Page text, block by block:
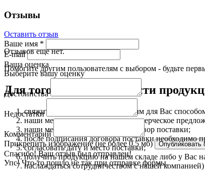
Отзывы
Оставить отзыв
Ваше имя *
E-mail
Ваша оценка
Выберите вашу оценку
Достоинства
Недостатки
Комментарий
Прикрепить изображение (не более 0.5 мб)
Спасибо! Ваш отзыв был отправлен!
Упс! Что-то пошло не так при отправке формы.
Отзывов еще нет.
Помогите другим пользователям с выбором - будьте
Для того чтобы приобрести
свяжитесь с нами любым удобным для Вас
наши менеджеры подготовят коммерческое
наши менеджеры подготовят договор поставки;
после подписания договора поставки необходимо
согласовать дату и место поставки;
получить продукцию на нашем складе либо у Вас
наслаждаться сотрудничеством с нашей компанией)